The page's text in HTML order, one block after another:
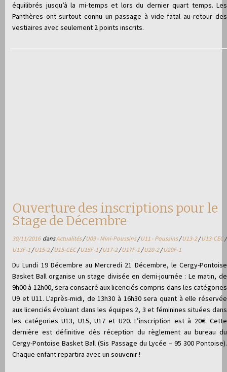
équilibrés jusqu’à la mi-temps et lors du dernier quart temps. Les
Panthères ont surtout connu un passage à vide fatal au retour des
vestiaires avec seulement 2 points inscrits.
Ouverture des inscriptions pour le
Stage de Décembre
30/11/2016dansActualités/U09 - Mini-Poussins/U11 - Poussins/U13-2/U13-CEC/
U13F-1 /U15-2/U15-CEC/U15F-1 /U17-2/U17F-1 /U20-2/U20F-1
Du Lundi 19 Décembre au Mercredi 21 Décembre, le Cergy-Pontoise
Basket Ball organise un stage divisée en demi-journée : Le matin, de
9h00 à 12h00, sera consacré aux licenciés compris dans les catégories
U9 et U11. L’après-midi, de 13h30 à 16h30 sera quant à elle réservée
aux licenciés évoluant dans les équipes 2, 3 et féminines situées dans
les catégories U13, U15, U17 et U20. L’inscription est à 20€. Cette
dernière est définitive dès réception du règlement au bureau du
Cergy-Pontoise Basket Ball (Sis Passage du Lycée – 95 300 Pontoise).
Chaque enfant repartira avec un souvenir !